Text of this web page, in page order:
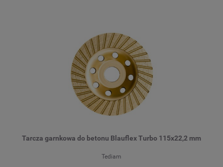
Tarcza garnkowa do betonu Blauflex Turbo 115x22,2 mm
Tediam